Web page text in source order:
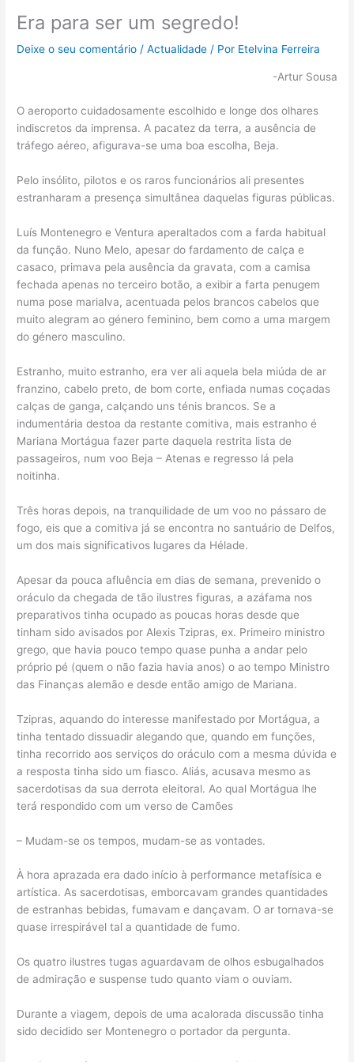
Era para ser um segredo!
Deixe o seu comentário /Actualidade / Por Etelvina Ferreira
-Artur Sousa
O aeroporto cuidadosamente escolhido e longe dos olhares
indiscretos da imprensa. A pacatez da terra, a ausência de
tráfego aéreo, afigurava-se uma boa escolha, Beja.
Pelo insólito, pilotos e os raros funcionários ali presentes
estranharam a presença simultânea daquelas figuras públicas.
Luís Montenegro e Ventura aperaltados com a farda habitual
da função. Nuno Melo, apesar do fardamento de calça e
casaco, primava pela ausência da gravata, com a camisa
fechada apenas no terceiro botão, a exibir a farta penugem
numa pose marialva, acentuada pelos brancos cabelos que
muito alegram ao género feminino, bem como a uma margem
do género masculino.
Estranho, muito estranho, era ver ali aquela bela miúda de ar
franzino, cabelo preto, de bom corte, enfiada numas coçadas
calças de ganga, calçando uns ténis brancos. Se a
indumentária destoa da restante comitiva, mais estranho é
Mariana Mortágua fazer parte daquela restrita lista de
passageiros, num voo Beja – Atenas e regresso lá pela
noitinha.
Três horas depois, na tranquilidade de um voo no pássaro de
fogo, eis que a comitiva já se encontra no santuário de Delfos,
um dos mais significativos lugares da Hélade.
Apesar da pouca afluência em dias de semana, prevenido o
oráculo da chegada de tão ilustres figuras, a azáfama nos
preparativos tinha ocupado as poucas horas desde que
tinham sido avisados por Alexis Tzipras, ex. Primeiro ministro
grego, que havia pouco tempo quase punha a andar pelo
próprio pé (quem o não fazia havia anos) o ao tempo Ministro
das Finanças alemão e desde então amigo de Mariana.
Tzipras, aquando do interesse manifestado por Mortágua, a
tinha tentado dissuadir alegando que, quando em funções,
tinha recorrido aos serviços do oráculo com a mesma dúvida e
a resposta tinha sido um fiasco. Aliás, acusava mesmo as
sacerdotisas da sua derrota eleitoral. Ao qual Mortágua lhe
terá respondido com um verso de Camões
– Mudam-se os tempos, mudam-se as vontades.
À hora aprazada era dado início à performance metafísica e
artística. As sacerdotisas, emborcavam grandes quantidades
de estranhas bebidas, fumavam e dançavam. O ar tornava-se
quase irrespirável tal a quantidade de fumo.
Os quatro ilustres tugas aguardavam de olhos esbugalhados
de admiração e suspense tudo quanto viam o ouviam.
Durante a viagem, depois de uma acalorada discussão tinha
sido decidido ser Montenegro o portador da pergunta.